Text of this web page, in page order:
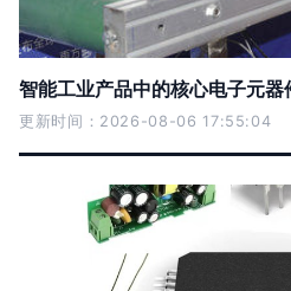
智能工业产品中的核心电子元器
更新时间：2026-08-06 17:55:04